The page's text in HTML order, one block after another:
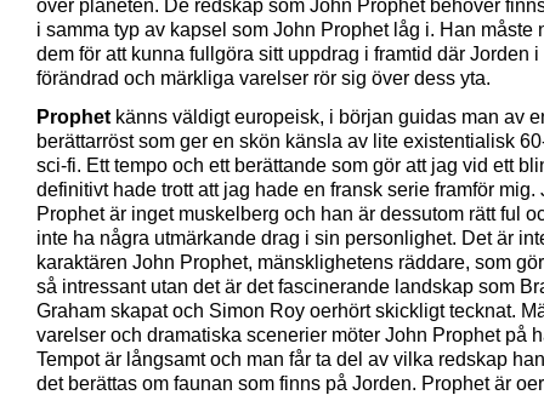
över planeten. De redskap som John Prophet behöver
i samma typ av kapsel som John Prophet låg i. Han måste
dem för att kunna fullgöra sitt uppdrag i framtid där Jorden i
förändrad och märkliga varelser rör sig över dess yta.
Prophet känns väldigt europeisk, i början guidas man av
berättarröst som ger en skön känsla av lite existentialisk
sci-fi. Ett tempo och ett berättande som gör att jag vid ett
definitivt hade trott att jag hade en fransk serie framför mig.
Prophet är inget muskelberg och han är dessutom rätt ful
inte ha några utmärkande drag i sin personlighet. Det är
karaktären John Prophet, mänsklighetens räddare, som
så intressant utan det är det fascinerande landskap som
Graham skapat och Simon Roy oerhört skickligt tecknat.
varelser och dramatiska scenerier möter John Prophet på
Tempot är långsamt och man får ta del av vilka redskap
det berättas om faunan som finns på Jorden. Prophet är